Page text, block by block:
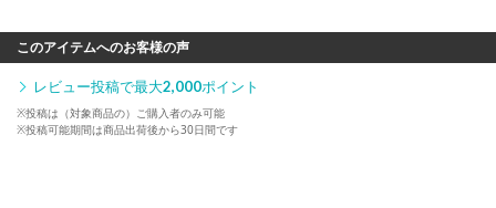
このアイテムへのお客様の声
レビュー投稿で最大2,000ポイント
※投稿は（対象商品の）ご購入者のみ可能
※投稿可能期間は商品出荷後から30日間です